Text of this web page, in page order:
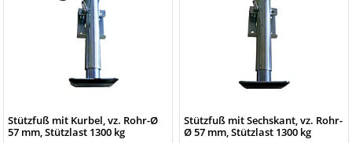
Stützfuß mit Kurbel, vz. Rohr-Ø
57 mm, Stützlast 1300 kg
Stützfuß mit Sechskant, vz. Rohr-
Ø 57 mm, Stützlast 1300 kg